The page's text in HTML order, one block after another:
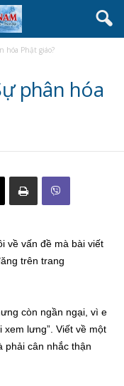
hóa Phật giáo?
phân hóa
về vấn đề mà bài viết
trên trang
còn ngần ngại, vì e
xem lưng”. Viết về một
phải cân nhắc thận